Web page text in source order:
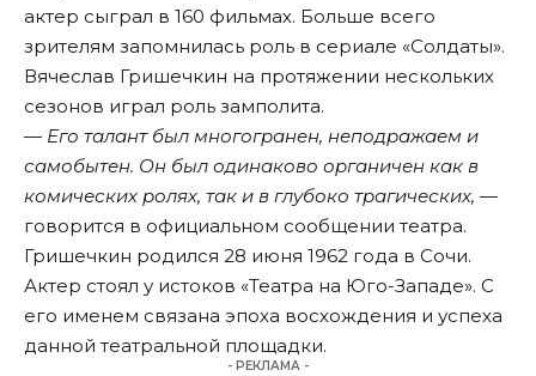
актер сыграл в 160 фильмах. Больше всего
зрителям запомнилась роль в сериале «Солдаты».
Вячеслав Гришечкин на протяжении нескольких
сезонов играл роль замполита.
— Его талант был многогранен, неподражаем и
самобытен. Он был одинаково органичен как в
комических ролях, так и в глубоко трагических, —
говорится в официальном сообщении театра.
Гришечкин родился 28 июня 1962 года в Сочи.
Актер стоял у истоков «Театра на Юго-Западе». С
его именем связана эпоха восхождения и успеха
данной театральной площадки.
- РЕКЛАМА -